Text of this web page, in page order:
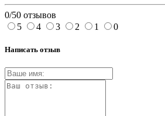
0/50 отзывов
5
4 3 2 1 0
Написать отзыв